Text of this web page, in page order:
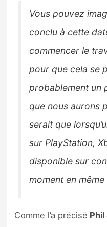
Vous pouvez
conclu à cette
commencer le
pour que cela se
probablement un
que nous aurons
serait que
sur PlayStation,
disponible sur
moment en même
Comme l’a précisé